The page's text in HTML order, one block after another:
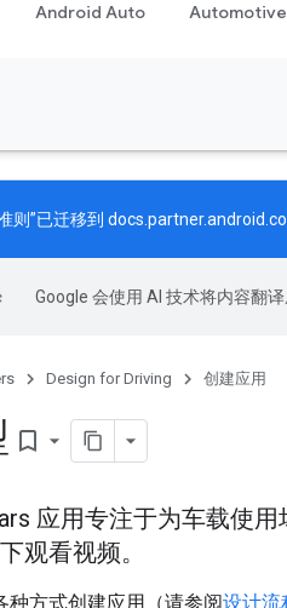
Android Auto Automotive
则”已迁移到
Google 会使用 AI 技术将内容翻
Design for Driving 创建应用
bookmark_border
应用专注于为车载使
观看视频。
种方式创建应用（请参阅设计流